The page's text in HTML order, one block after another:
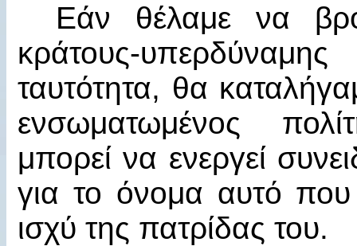
Εάν θέλαμε να
κράτους-
ταυτότητα, θα
ενσωματωμένος
μπορεί να ενεργεί
για το όνομα αυτό που
ισχύ της πατρίδας του.